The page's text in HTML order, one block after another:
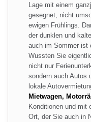
Lage mit einem
gesegnet, nicht
ewigen Frühlings.
der dunklen und
auch im Sommer ist
Wussten Sie
nicht nur
sondern auch Autos
lokale
Mietwagen,
Konditionen und mit
Ort, der Sie auch in